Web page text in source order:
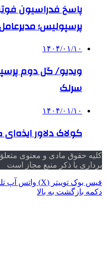
پاسخ فدراسیون
پرسپولیس؛
۱۴۰۴/۰۱/۱۰
ویدیو/ گل دوم
سرلک
۱۴۰۴/۰۱/۱۰
کولاک دلاور
کلیه حقوق مادی و معنوی
برداری با ذکر منبع مجاز است
فیس بوک توییتر (X) واتس آپ
دکمه بازگشت به بالا